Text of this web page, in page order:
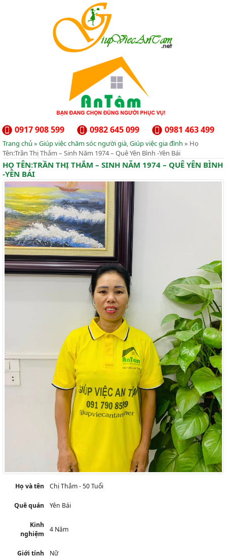
0981 463 499
0982 645 099
0917 908 599
Trang chủ » Giúp việc chăm sóc người già,Giúp việc gia đình » Họ
Tên:Trần Thị Thắm – Sinh Năm 1974 – Quê Yên Bình -Yên Bái
HỌ TÊN:TRẦN THỊ THẮM – SINH NĂM 1974 – QUÊ YÊN BÌNH
-YÊN BÁI
Họ và tên Chị Thắm - 50 Tuổi
Quê quán Yên Bái
Kinh
nghiệm
4 Năm
Giới tính Nữ